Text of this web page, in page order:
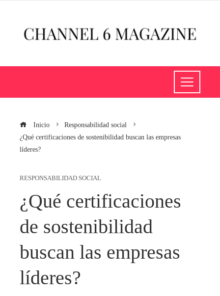
Inicio
Responsabilidad social
¿Qué certificaciones de sostenibilidad buscan las empresas
líderes?
RESPONSABILIDAD SOCIAL
¿Qué certificaciones
de sostenibilidad
buscan las empresas
líderes?